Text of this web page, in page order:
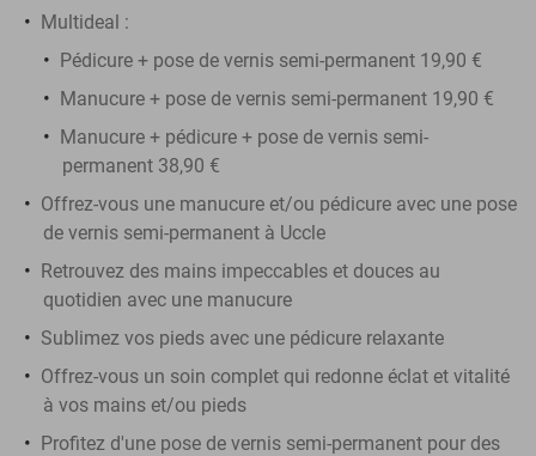
Multideal :
Pédicure + pose de vernis semi-permanent 19,90 €
Manucure + pose de vernis semi-permanent 19,90 €
Manucure + pédicure + pose de vernis semi-
permanent 38,90 €
Offrez-vous une manucure et/ou pédicure avec une pose
de vernis semi-permanent à Uccle
Retrouvez des mains impeccables et douces au
quotidien avec une manucure
Sublimez vos pieds avec une pédicure relaxante
Offrez-vous un soin complet qui redonne éclat et vitalité
à vos mains et/ou pieds
Profitez d'une pose de vernis semi-permanent pour des